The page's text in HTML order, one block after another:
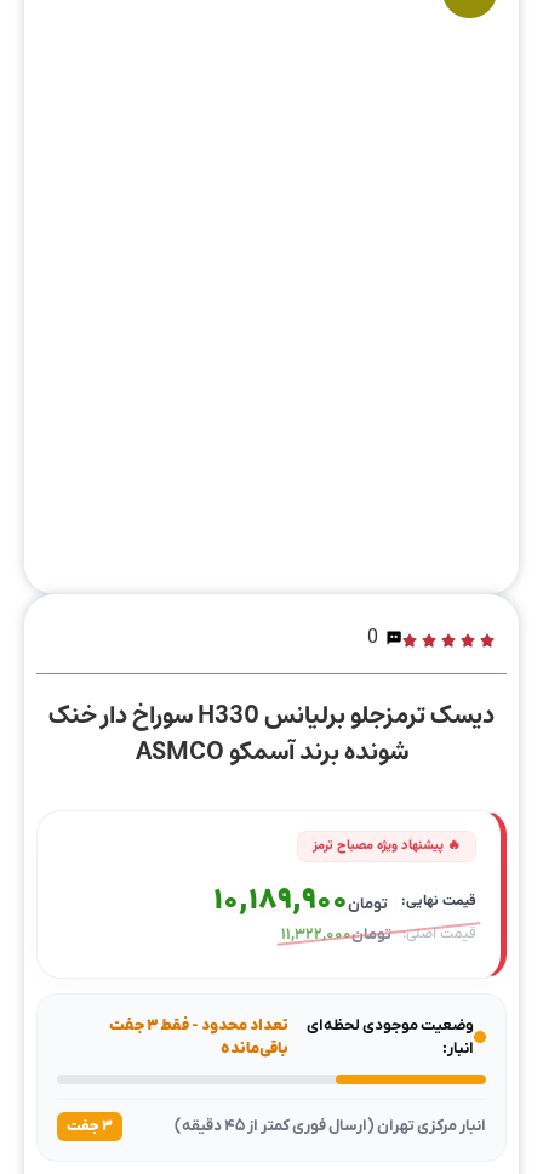
0
دیسک ترمزجلو برلیانس H330 سوراخ دار خنک
شونده برند آسمکو ASMCO
تومان11,322,000
تومان10,189,900
وضعیت موجودی لحظه‌ای
انبار:
تعداد محدود - فقط ۳ جفت
باقی‌مانده
انبار مرکزی تهران (ارسال فوری کمتر از ۴۵ دقیقه) ۳ جفت